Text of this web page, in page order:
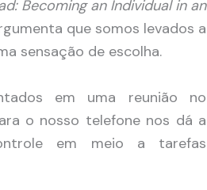
Becoming an Individual in an
que somos levados a
sensação de escolha.
em uma reunião no
o nosso telefone nos dá a
em meio a tarefas